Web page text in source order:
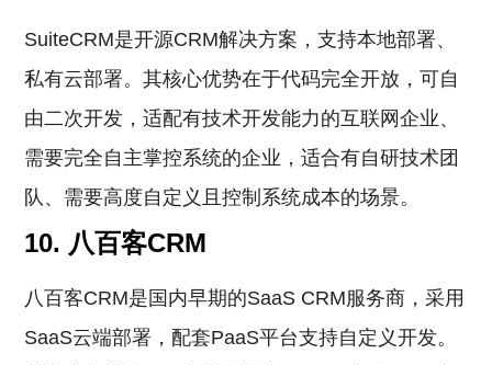
SuiteCRM是开源CRM解决方案，支持本地部署、
私有云部署。其核心优势在于代码完全开放，可自
由二次开发，适配有技术开发能力的互联网企业、
需要完全自主掌控系统的企业，适合有自研技术团
队、需要高度自定义且控制系统成本的场景。
10. 八百客CRM
八百客CRM是国内早期的SaaS CRM服务商，采用
SaaS云端部署，配套PaaS平台支持自定义开发。